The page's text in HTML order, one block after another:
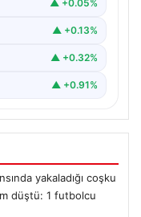
▲ +0.05%
▲ +0.13%
▲ +0.32%
▲ +0.91%
yakaladığı coşku
düştü: 1 futbolcu